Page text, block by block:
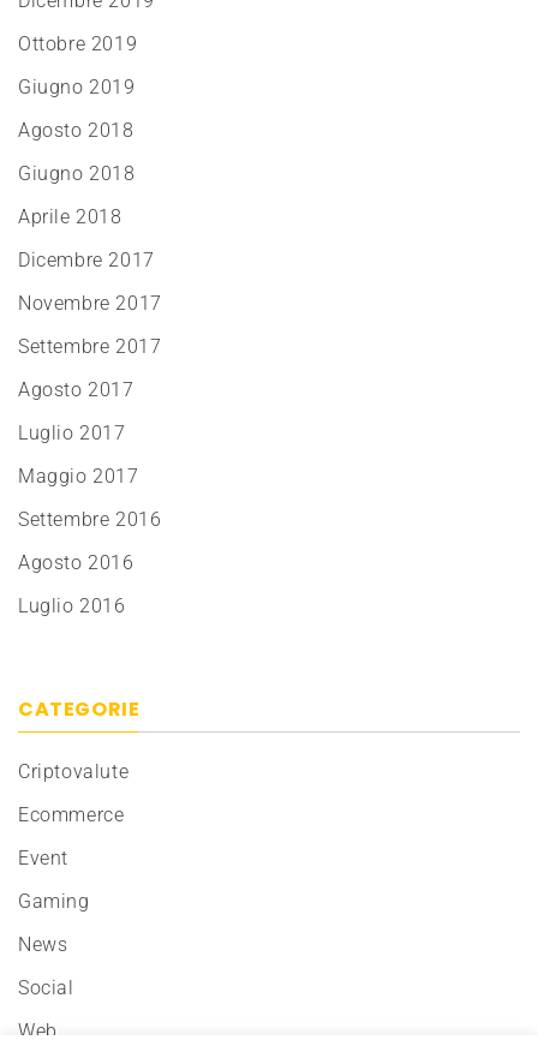
Ottobre 2019
Giugno 2019
Agosto 2018
Giugno 2018
Aprile 2018
Dicembre 2017
Novembre 2017
Settembre 2017
Agosto 2017
Luglio 2017
Maggio 2017
Settembre 2016
Agosto 2016
Luglio 2016
CATEGORIE
Criptovalute
Ecommerce
Event
Gaming
News
Social
Web